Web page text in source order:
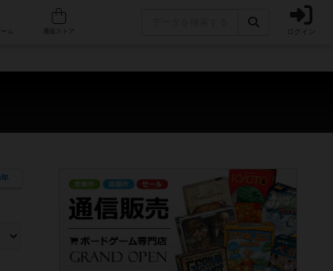
人気ボードゲーム ログイン
ニュアルを読む時間や参加者へのルール説明時間は含まれていないため、初めて
、中世ファンタジー・クッキング・海賊同士の対決など、ゲームコンセプトを絞
ゲームに慣れている方向けの絞込機能です。例えば「ダイスロール」はランダ